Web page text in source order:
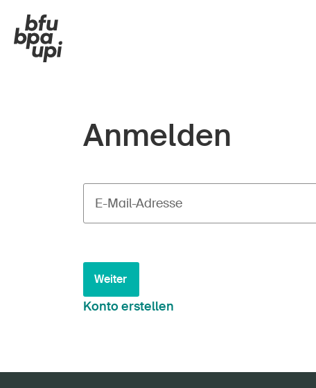
Anmelden
E-Mail-Adresse
Weiter
Konto erstellen